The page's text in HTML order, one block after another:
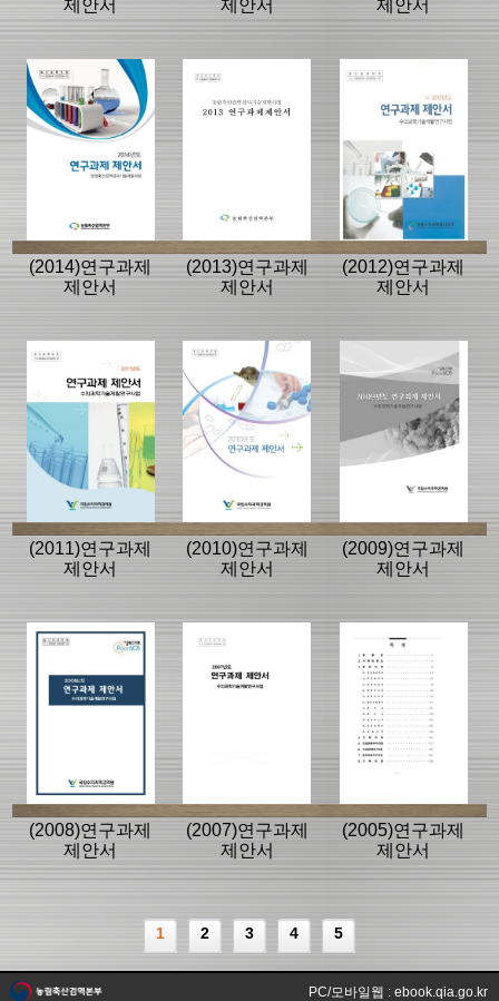
제안서
제안서
제안서
(2014)연구과제
제안서
(2013)연구과제
제안서
(2012)연구과제
제안서
(2011)연구과제
제안서
(2010)연구과제
제안서
(2009)연구과제
제안서
(2008)연구과제
제안서
(2007)연구과제
제안서
(2005)연구과제
제안서
1 2 3 4 5
PC/모바일웹 : ebook.qia.go.kr